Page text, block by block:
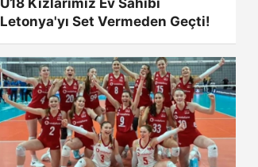
U18 Kızlarımız Ev Sahibi
Letonya'yı Set Vermeden Geçti!